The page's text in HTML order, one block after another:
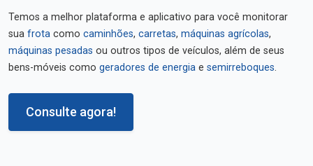
Temos a melhor plataforma e aplicativo para você monitorar
sua frota como caminhões, carretas, máquinas agrícolas,
máquinas pesadas ou outros tipos de veículos, além de seus
bens-móveis como geradores de energia e semirreboques.
Consulte agora!